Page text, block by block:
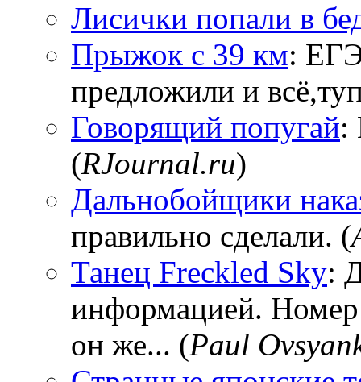
Лисички попали в
Прыжок с 39 км:
предложили и
Говорящий попугай:
(RJournal.ru)
Дальнобойщики
правильно сделали. (
Танец Freckled Sky:
информацией.
он же... (Paul